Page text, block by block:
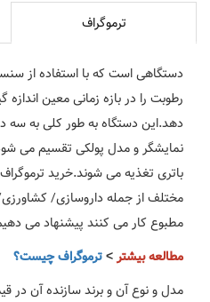
ترموگراف
دستگاهی است که با استفاده از
رطوبت را در بازه زمانی معین
دهد.این دستگاه به طور کلی به
نمایشگر و مدل پولکی تقسیم می
باتری تغذیه می شوند.خرید
مختلف از جمله داروسازی/
مطبوع کار می کنند پیشنهاد می
مطالعه بیشتر>ترموگراف چیست؟
مدل و نوع آن و برند سازنده آن در